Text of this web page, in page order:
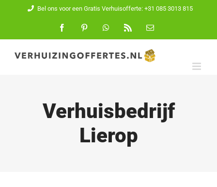
inhoud
Bel ons voor een Gratis Verhuisofferte: +31 085 3013 815
FacebookPinterest WhatsApp
E-
Verhuisbedrijf
Lierop